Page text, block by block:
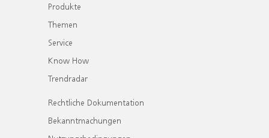
Produkte
Themen
Service
Know How
Trendradar
Rechtliche Dokumentation
Bekanntmachungen